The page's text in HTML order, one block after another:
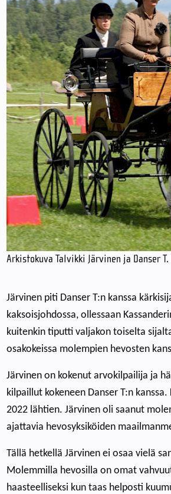
Arkistokuva Talvikki Järvinen ja Danser
Järvinen piti Danser T:n kanssa
kaksoisjohdossa, ollessaan
kuitenkin tiputti valjakon toiselta
osakokeissa molempien hevosten
Järvinen on kokenut arvokilpailija ja
kilpaillut kokeneen Danser T:n
2022 lähtien. Järvinen oli saanut
ajattavia hevosyksiköiden
Tällä hetkellä Järvinen ei osaa vielä
Molemmilla hevosilla on omat
haasteelliseksi kun taas helposti